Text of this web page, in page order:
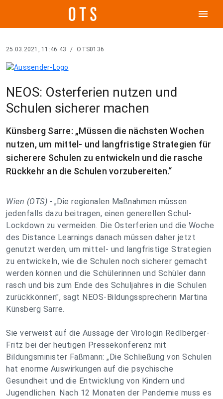
menu
25.03.2021, 11:46:43 / OTS0136
NEOS: Osterferien nutzen und
Schulen sicherer machen
Künsberg Sarre: „Müssen die nächsten Wochen
nutzen, um mittel- und langfristige Strategien für
sicherere Schulen zu entwickeln und die rasche
Rückkehr an die Schulen vorzubereiten.“
Wien (OTS) - „Die regionalen Maßnahmen müssen
jedenfalls dazu beitragen, einen generellen Schul-
Lockdown zu vermeiden. Die Osterferien und die Woche
des Distance Learnings danach müssen daher jetzt
genutzt werden, um mittel- und langfristige Strategien
zu entwickeln, wie die Schulen noch sicherer gemacht
werden können und die Schülerinnen und Schüler dann
rasch und bis zum Ende des Schuljahres in die Schulen
zurückkönnen", sagt NEOS-Bildungssprecherin Martina
Künsberg Sarre.
Sie verweist auf die Aussage der Virologin Redlberger-
Fritz bei der heutigen Pressekonferenz mit
Bildungsminister Faßmann: „Die Schließung von Schulen
hat enorme Auswirkungen auf die psychische
Gesundheit und die Entwicklung von Kindern und
Jugendlichen. Nach 12 Monaten der Pandemie muss es